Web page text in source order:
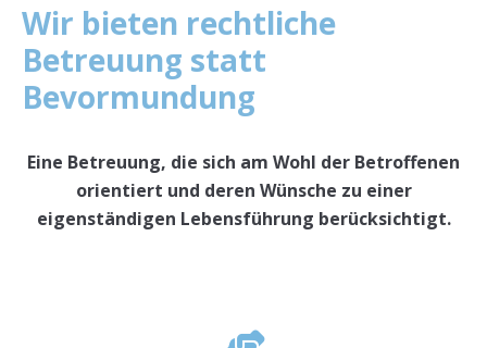
Wir bieten rechtliche
Betreuung statt
Bevormundung
Eine Betreuung, die sich am Wohl der Betroffenen
orientiert und deren Wünsche zu einer
eigenständigen Lebensführung berücksichtigt.